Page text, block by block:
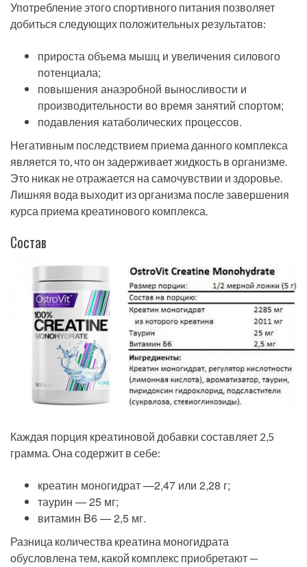
Употребление этого спортивного питания позволяет
добиться следующих положительных результатов:
прироста объема мышц и увеличения силового
потенциала;
повышения анаэробной выносливости и
производительности во время занятий спортом;
подавления катаболических процессов.
Негативным последствием приема данного комплекса
является то, что он задерживает жидкость в организме.
Это никак не отражается на самочувствии и здоровье.
Лишняя вода выходит из организма после завершения
курса приема креатинового комплекса.
Состав
Каждая порция креатиновой добавки составляет 2,5
грамма. Она содержит в себе:
креатин моногидрат —2,47 или 2,28 г;
таурин — 25 мг;
витамин B6 — 2,5 мг.
Разница количества креатина моногидрата
обусловлена тем, какой комплекс приобретают —